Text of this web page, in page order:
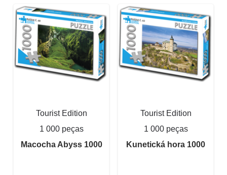
Tourist Edition
1 000 peças
Macocha Abyss 1000
Tourist Edition
1 000 peças
Kunetická hora 1000